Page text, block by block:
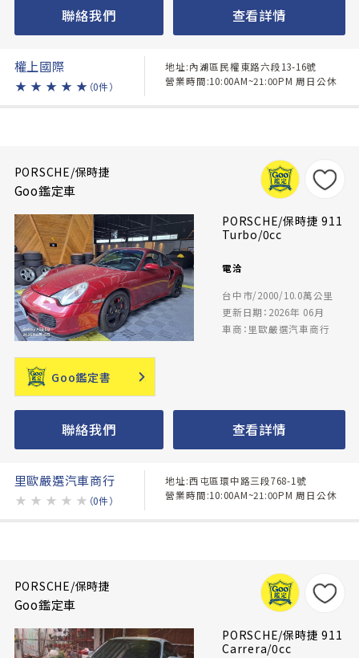
聯絡我們 查看詳情
權上國際
★ ★ ★ ★ ★ （0件）
地址:內湖區民權東路六段13-16號
營業時間:10:00AM~21:00PM 周日公休
PORSCHE/保時捷
Goo鑑定車
PORSCHE/保時捷 911
Turbo/0cc
電洽
台中市/2000/10.0萬公里
更新日期：2026年 06月
車商：里歐嚴選汽車商行
Goo鑑定書
聯絡我們 查看詳情
里歐嚴選汽車商行
★ ★ ★ ★ ★ （0件）
地址:西屯區環中路三段768-1號
營業時間:10:00AM~21:00PM 周日公休
PORSCHE/保時捷
Goo鑑定車
PORSCHE/保時捷 911
Carrera/0cc